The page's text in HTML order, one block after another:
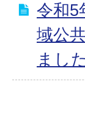
令和5
域公
ました